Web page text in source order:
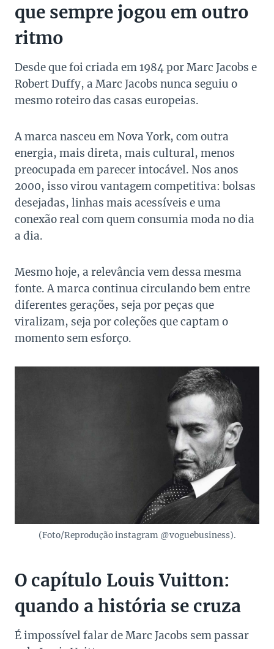
que sempre jogou em outro
ritmo
Desde que foi criada em 1984 por Marc Jacobs e
Robert Duffy, a Marc Jacobs nunca seguiu o
mesmo roteiro das casas europeias.
A marca nasceu em Nova York, com outra
energia, mais direta, mais cultural, menos
preocupada em parecer intocável. Nos anos
2000, isso virou vantagem competitiva: bolsas
desejadas, linhas mais acessíveis e uma
conexão real com quem consumia moda no dia
a dia.
Mesmo hoje, a relevância vem dessa mesma
fonte. A marca continua circulando bem entre
diferentes gerações, seja por peças que
viralizam, seja por coleções que captam o
momento sem esforço.
(Foto/Reprodução instagram @voguebusiness).
O capítulo Louis Vuitton:
quando a história se cruza
É impossível falar de Marc Jacobs sem passar